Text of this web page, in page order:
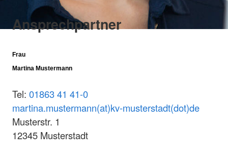
Ansprechpartner
Frau
Martina Mustermann
Tel: 01863 41 41-0
martina.mustermann(at)kv-musterstadt(dot)de
Musterstr. 1
12345 Musterstadt